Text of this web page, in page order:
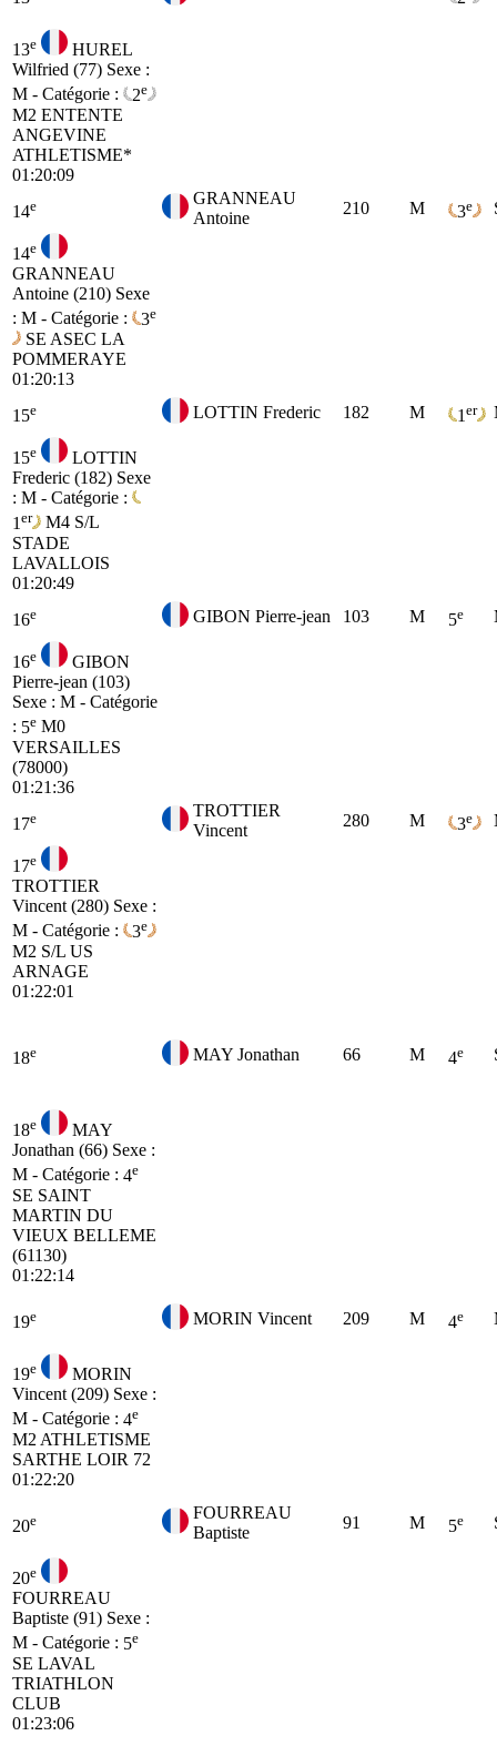
13e
HUREL
Wilfried (77) Sexe :
M - Catégorie :
2e
M2 ENTENTE
ANGEVINE
ATHLETISME*
01:20:09
14e
GRANNEAU
Antoine
210 M 3e
14e
GRANNEAU
Antoine (210) Sexe
: M - Catégorie :
3e
SE ASEC LA
POMMERAYE
01:20:13
15e LOTTIN Frederic 182 M 1 er
15e
LOTTIN
Frederic (182) Sexe
: M - Catégorie :
1 er M4 S/L
STADE
LAVALLOIS
01:20:49
16e GIBON Pierre-jean 103 M 5e
16e
GIBON
Pierre-jean (103)
Sexe : M - Catégorie
: 5e M0
VERSAILLES
(78000)
01:21:36
17e
TROTTIER
Vincent
280 M 3e
17e
TROTTIER
Vincent (280) Sexe :
M - Catégorie :
3e
M2 S/L US
ARNAGE
01:22:01
18e MAY Jonathan 66 M 4e
18e
MAY
Jonathan (66) Sexe :
M - Catégorie : 4e
SE SAINT
MARTIN DU
VIEUX BELLEME
(61130)
01:22:14
19e MORIN Vincent 209 M 4e
19e
MORIN
Vincent (209) Sexe :
M - Catégorie : 4e
M2 ATHLETISME
SARTHE LOIR 72
01:22:20
20e
FOURREAU
Baptiste
91 M 5e
20e
FOURREAU
Baptiste (91) Sexe :
M - Catégorie : 5e
SE LAVAL
TRIATHLON
CLUB
01:23:06